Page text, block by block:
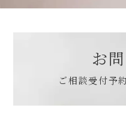
お
ご相談受付予